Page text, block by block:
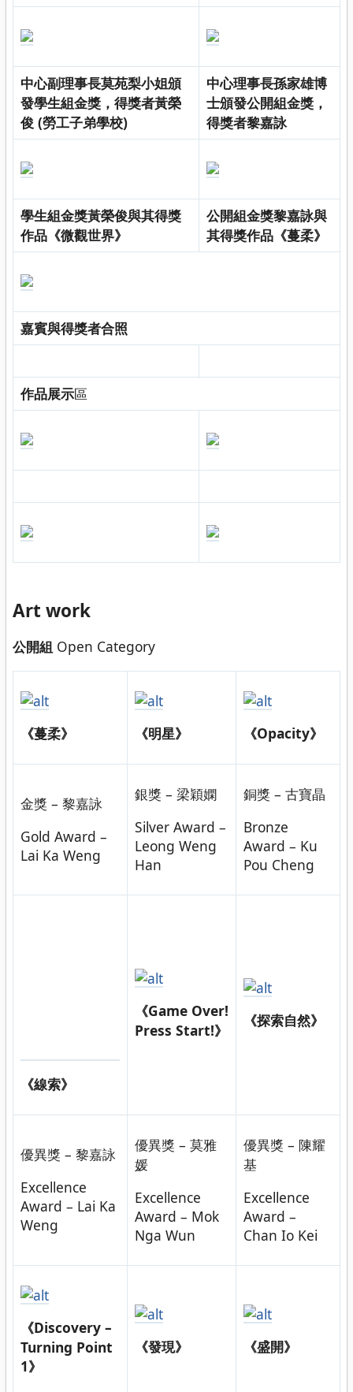
中心副理事長莫苑梨小姐頒
發學生組金獎，得獎者黃榮
俊 (勞工子弟學校)
中心理事長孫家雄博
士頒發公開組金獎，
得獎者黎嘉詠
學生組金獎黃榮俊與其得獎
作品《微觀世界》
公開組金獎黎嘉詠與
其得獎作品《蔓柔》
嘉賓與得獎者合照
作品展示區
Art work
公開組 Open Category
《蔓柔》 《明星》 《Opacity》
金獎 – 黎嘉詠
Gold Award –
Lai Ka Weng
銀獎 – 梁穎嫻
Silver Award –
Leong Weng
Han
銅獎 – 古寶晶
Bronze
Award – Ku
Pou Cheng
《線索》
《Game Over!
Press Start!》
《探索自然》
優異獎 – 黎嘉詠
Excellence
Award – Lai Ka
Weng
優異獎 – 莫雅
媛
Excellence
Award – Mok
Nga Wun
優異獎 – 陳耀
基
Excellence
Award –
Chan Io Kei
《Discovery –
Turning Point
1》
《發現》 《盛開》